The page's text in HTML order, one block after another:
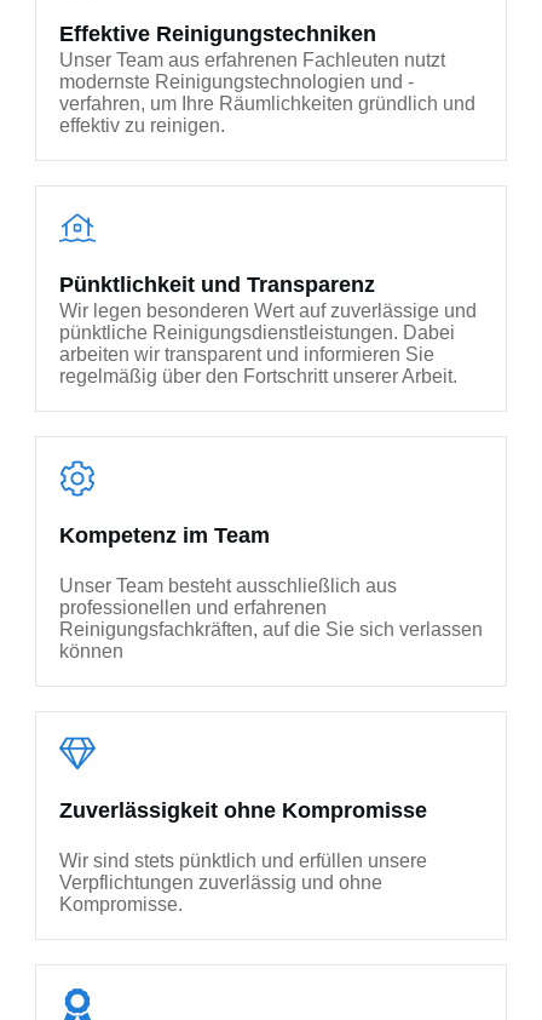
Effektive Reinigungstechniken
Unser Team aus erfahrenen Fachleuten nutzt
modernste Reinigungstechnologien und -
verfahren, um Ihre Räumlichkeiten gründlich und
effektiv zu reinigen.
Pünktlichkeit und Transparenz
Wir legen besonderen Wert auf zuverlässige und
pünktliche Reinigungsdienstleistungen. Dabei
arbeiten wir transparent und informieren Sie
regelmäßig über den Fortschritt unserer Arbeit.
Kompetenz im Team
Unser Team besteht ausschließlich aus
professionellen und erfahrenen
Reinigungsfachkräften, auf die Sie sich verlassen
können
Zuverlässigkeit ohne Kompromisse
Wir sind stets pünktlich und erfüllen unsere
Verpflichtungen zuverlässig und ohne
Kompromisse.